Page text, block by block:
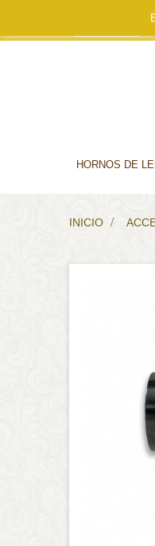
HORNOS DE
INICIO >